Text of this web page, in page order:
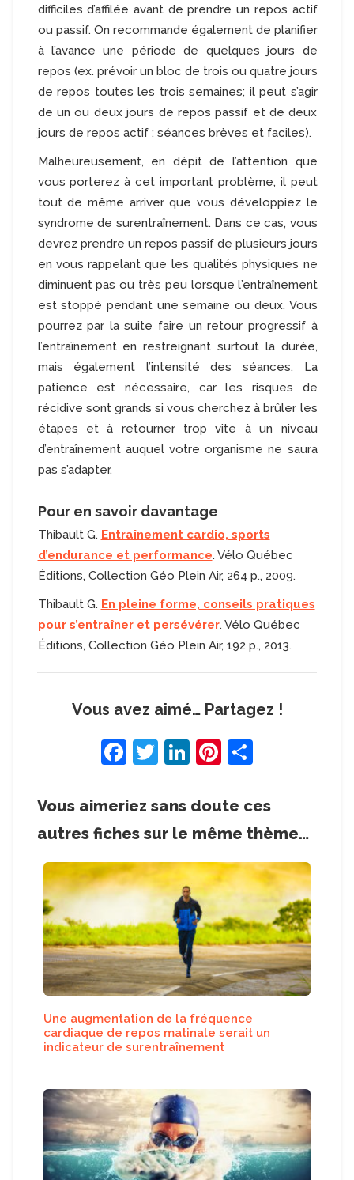
difficiles d’affilée avant de prendre un repos actif
ou passif. On recommande également de planifier
à l’avance une période de quelques jours de
repos (ex. prévoir un bloc de trois ou quatre jours
de repos toutes les trois semaines; il peut s’agir
de un ou deux jours de repos passif et de deux
jours de repos actif : séances brèves et faciles).
Malheureusement, en dépit de l’attention que
vous porterez à cet important problème, il peut
tout de même arriver que vous développiez le
syndrome de surentraînement. Dans ce cas, vous
devrez prendre un repos passif de plusieurs jours
en vous rappelant que les qualités physiques ne
diminuent pas ou très peu lorsque l’entraînement
est stoppé pendant une semaine ou deux. Vous
pourrez par la suite faire un retour progressif à
l’entraînement en restreignant surtout la durée,
mais également l’intensité des séances. La
patience est nécessaire, car les risques de
récidive sont grands si vous cherchez à brûler les
étapes et à retourner trop vite à un niveau
d’entraînement auquel votre organisme ne saura
pas s’adapter.
Pour en savoir davantage
Thibault G. Entraînement cardio, sports
d’endurance et performance. Vélo Québec
Éditions, Collection Géo Plein Air, 264 p., 2009.
Thibault G. En pleine forme, conseils pratiques
pour s’entraîner et persévérer. Vélo Québec
Éditions, Collection Géo Plein Air, 192 p., 2013.
Vous avez aimé… Partagez !
F
c
e
o
o
k
T
itt
er
Li
k
e
n
Pi
er
e
ar
e
Vous aimeriez sans doute ces
autres fiches sur le même thème…
Une augmentation de la fréquence
cardiaque de repos matinale serait un
indicateur de surentraînement